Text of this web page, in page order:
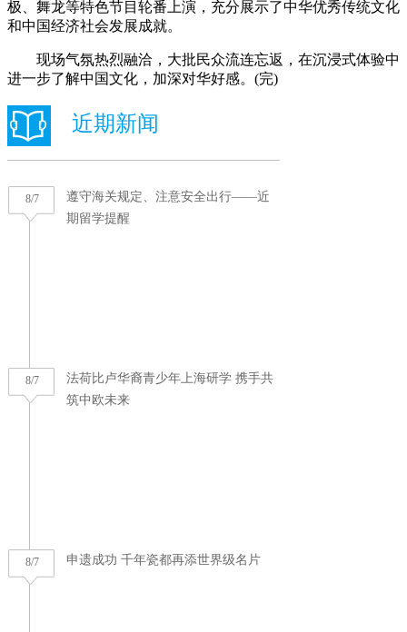
极、舞龙等特色节目轮番上演，充分展示了中华优秀传统文化
和中国经济社会发展成就。
现场气氛热烈融洽，大批民众流连忘返，在沉浸式体验中
进一步了解中国文化，加深对华好感。(完)